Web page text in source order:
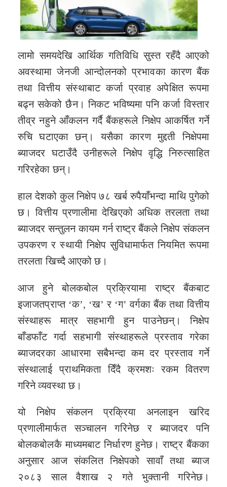
लामो समयदेखि आर्थिक गतिविधि सुस्त रहँदै आएको
अवस्थामा जेनजी आन्दोलनको प्रभावका कारण बैंक
तथा वित्तीय संस्थाबाट कर्जा प्रवाह अपेक्षित रूपमा
बढ्न सकेको छैन। निकट भविष्यमा पनि कर्जा विस्तार
तीव्र नहुने आँकलन गर्दै बैंकहरूले निक्षेप आकर्षित गर्ने
रुचि घटाएका छन्। यसैका कारण मुद्दती निक्षेपमा
ब्याजदर घटाउँदै उनीहरूले निक्षेप वृद्धि निरुत्साहित
गरिरहेका छन्।
हाल देशको कुल निक्षेप ७८ खर्ब रुपैयाँभन्दा माथि पुगेको
छ। वित्तीय प्रणालीमा देखिएको अधिक तरलता तथा
ब्याजदर सन्तुलन कायम गर्न राष्ट्र बैंकले निक्षेप संकलन
उपकरण र स्थायी निक्षेप सुविधामार्फत नियमित रूपमा
तरलता खिच्दै आएको छ।
आज हुने बोलकबोल प्रक्रियामा राष्ट्र बैंकबाट
इजाजतप्राप्त ‘क’, ‘ख’ र ‘ग’ वर्गका बैंक तथा वित्तीय
संस्थाहरू मात्र सहभागी हुन पाउनेछन्। निक्षेप
बाँडफाँट गर्दा सहभागी संस्थाहरूले प्रस्ताव गरेका
ब्याजदरका आधारमा सबैभन्दा कम दर प्रस्ताव गर्ने
संस्थालाई प्राथमिकता दिँदै क्रमशः रकम वितरण
गरिने व्यवस्था छ।
यो निक्षेप संकलन प्रक्रिया अनलाइन खरिद
प्रणालीमार्फत सञ्चालन गरिनेछ र ब्याजदर पनि
बोलकबोलकै माध्यमबाट निर्धारण हुनेछ। राष्ट्र बैंकका
अनुसार आज संकलित निक्षेपको सावाँ तथा ब्याज
२०८३ साल वैशाख २ गते भुक्तानी गरिनेछ।